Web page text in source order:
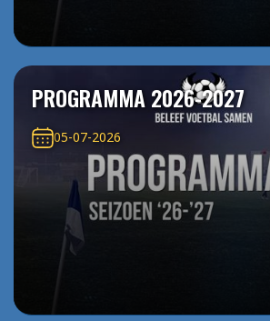
PROGRAMMA 2026-2027
05-07-2026